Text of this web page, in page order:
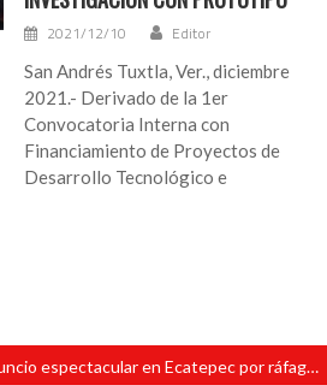
2021/12/10 Editor
San Andrés Tuxtla, Ver., diciembre
2021.- Derivado de la 1er
Convocatoria Interna con
Financiamiento de Proyectos de
Desarrollo Tecnológico e
Colapsa anuncio espectacular en Ecatepec por ráfagas de viento; no hay lesionados